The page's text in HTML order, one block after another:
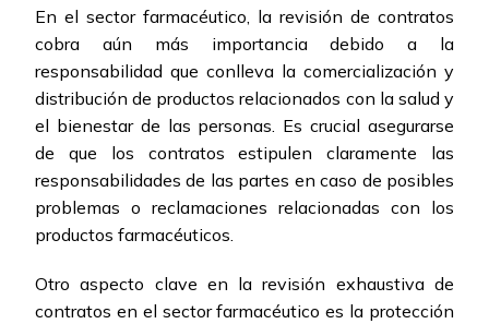
En el sector farmacéutico, la revisión de contratos
cobra aún más importancia debido a la
responsabilidad que conlleva la comercialización y
distribución de productos relacionados con la salud y
el bienestar de las personas. Es crucial asegurarse
de que los contratos estipulen claramente las
responsabilidades de las partes en caso de posibles
problemas o reclamaciones relacionadas con los
productos farmacéuticos.
Otro aspecto clave en la revisión exhaustiva de
contratos en el sector farmacéutico es la protección